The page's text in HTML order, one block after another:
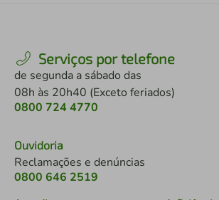
Serviços por telefone
de segunda a sábado das
08h às 20h40 (Exceto feriados)
0800 724 4770
Ouvidoria
Reclamações e denúncias
0800 646 2519